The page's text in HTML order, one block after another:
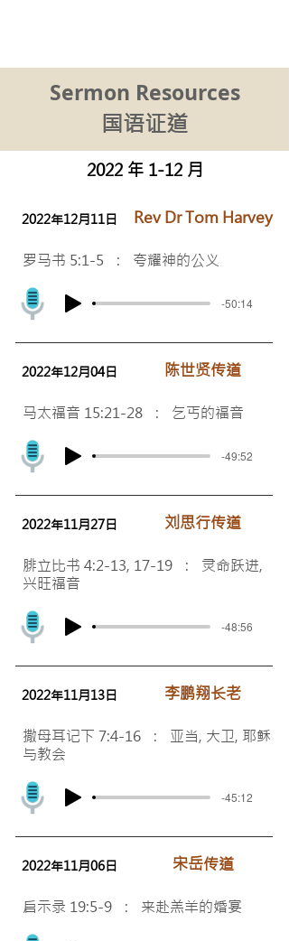
Sermon Resources
​国语证道
2022 年 1-12 月
2022年12月11日 Rev Dr Tom Harvey
罗马书 5:1-5 : 夸耀神的公义
-50:14
2022年12月04日 陈世贤传道
马太福音 15:21-28 : 乞丐的福音
-49:52
2022年11月27日 刘思行传道
腓立比书 4:2-13, 17-19 : 灵命跃进,
兴旺福音
-48:56
2022年11月13日 李鹏翔长老
撒母耳记下 7:4-16 : 亚当, 大卫, 耶稣
与教会
-45:12
2022年11月06日 宋岳传道
启示录 19:5-9 : 来赴羔羊的婚宴